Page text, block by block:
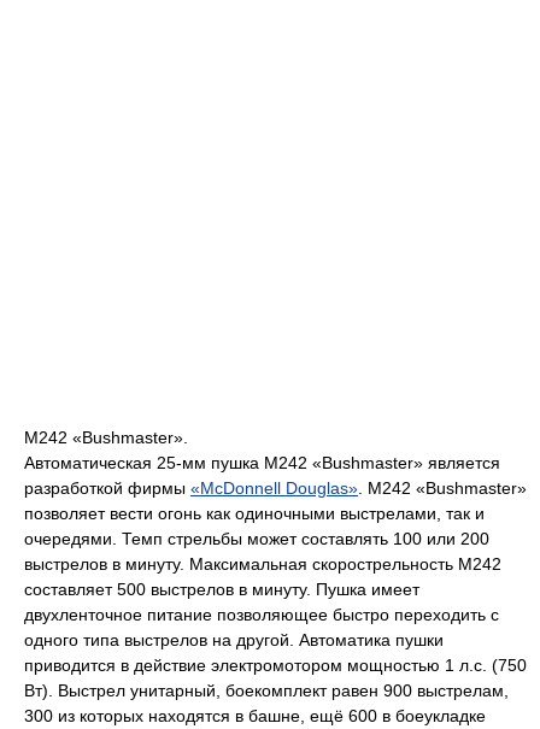
М242 «Bushmaster».
Автоматическая 25-мм пушка М242 «Bushmaster» является
разработкой фирмы «McDonnell Douglas» . М242 «Bushmaster»
позволяет вести огонь как одиночными выстрелами, так и
очередями. Темп стрельбы может составлять 100 или 200
выстрелов в минуту. Максимальная скорострельность M242
составляет 500 выстрелов в минуту. Пушка имеет
двухленточное питание позволяющее быстро переходить с
одного типа выстрелов на другой. Автоматика пушки
приводится в действие электромотором мощностью 1 л.с. (750
Вт). Выстрел унитарный, боекомплект равен 900 выстрелам,
300 из которых находятся в башне, ещё 600 в боеукладке